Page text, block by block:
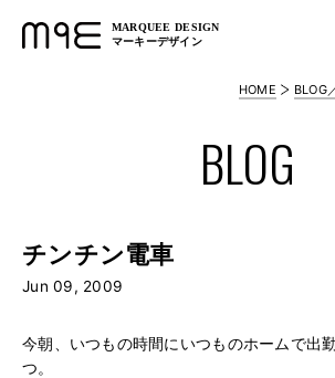
MARQUEE DESIGN
マーキーデザイン
HOME BLOG
BLOG
チンチン電車
Jun 09, 2009
今朝、いつもの時間にいつものホームで出
つ。